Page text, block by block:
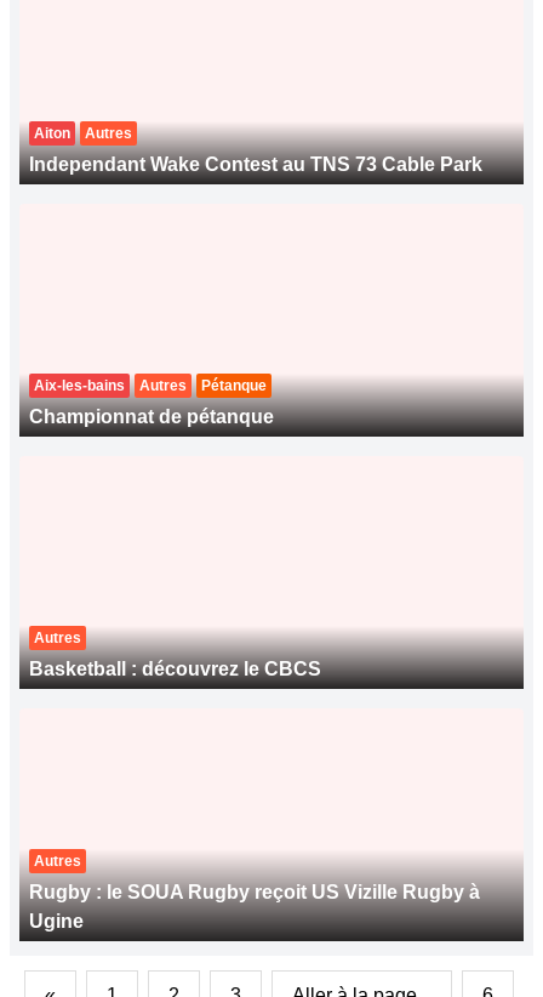
Aiton Autres
Independant Wake Contest au TNS 73 Cable Park
Aix-les-bains Autres Pétanque
Championnat de pétanque
Autres
Basketball : découvrez le CBCS
Autres
Rugby : le SOUA Rugby reçoit US Vizille Rugby à
Ugine